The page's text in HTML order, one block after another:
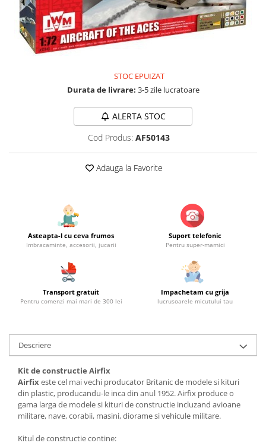
Jucarii si jocuri exterior
Mingi
Placi pentru inot
Machete auto Diecast
Masini, trenuri, avioane
Masinute Radiocomanda
Biciclete fara pedale
Role, patine cu rotile
Organizatoare
Perne
STOC EPUIZAT
Durata de livrare: 3-5 zile lucratoare
ALERTA STOC
Cod Produs: AF50143
Adauga la Favorite
Asteapta-l cu ceva frumos
Imbracaminte, accesorii, jucarii
Suport telefonic
Pentru super-mamici
Transport gratuit
Pentru comenzi mai mari de 300 lei
Impachetam cu grija
lucrusoarele micutului tau
Descriere
Kit de constructie Airfix
Airfixeste cel mai vechi producator Britanic de modele si kituri
din plastic, producandu-le inca din anul 1952. Airfix produce o
gama larga de modele si kituri de constructie incluzand avioane
militare, nave, corabii, masini, diorame si vehicule militare.
Kitul de constructie contine: